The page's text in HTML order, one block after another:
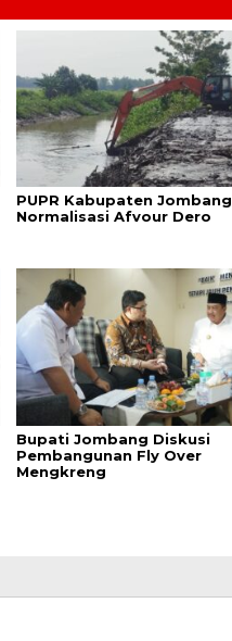
PUPR Kabupaten Jombang
Normalisasi Afvour Dero
Bupati Jombang Diskusi
Pembangunan Fly Over
Mengkreng